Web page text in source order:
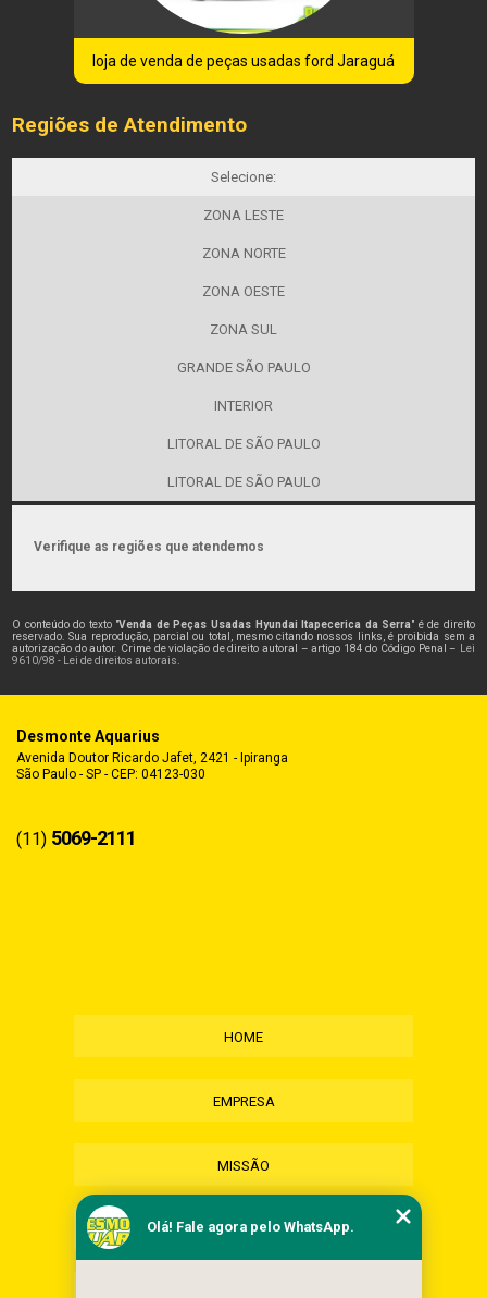
loja de venda de peças usadas ford Jaraguá
Regiões de Atendimento
Selecione:
ZONA LESTE
ZONA NORTE
ZONA OESTE
ZONA SUL
GRANDE SÃO PAULO
INTERIOR
LITORAL DE SÃO PAULO
LITORAL DE SÃO PAULO
Verifique as regiões que atendemos
O conteúdo do texto "Venda de Peças Usadas Hyundai Itapecerica da Serra" é de direito
reservado. Sua reprodução, parcial ou total, mesmo citando nossos links, é proibida sem a
autorização do autor. Crime de violação de direito autoral – artigo 184 do Código Penal –
Lei
9610/98 - Lei de direitos autorais
Desmonte Aquarius
Avenida Doutor Ricardo Jafet, 2421 - Ipiranga
São Paulo - SP - CEP: 04123-030
(11) 5069-2111
HOME
EMPRESA
MISSÃO
SERVIÇOS
Olá! Fale agora pelo WhatsApp.